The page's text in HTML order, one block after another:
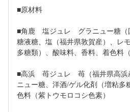
■原材料
■角鹿　塩ジュレ　グラニュー糖（
糖液糖、塩（福井県敦賀産）、レ
多糖類）、酸味料、香料、着色料（
■高浜　苺ジュレ　苺（福井県高
ニュー糖、洋酒/ゲル化剤（増粘多
色料（紫トウモロコシ色素）